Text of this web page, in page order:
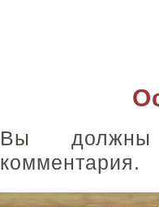
Вы
комментария.